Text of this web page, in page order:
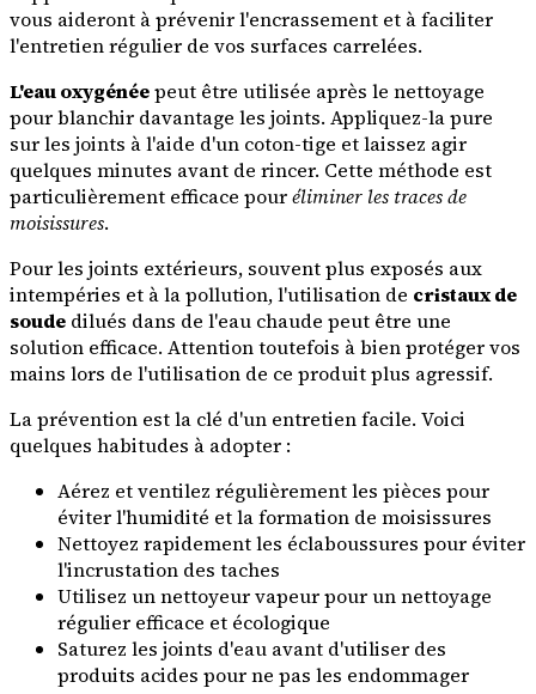
vous aideront à prévenir l'encrassement et à faciliter
l'entretien régulier de vos surfaces carrelées.
L'eau oxygénéepeut être utilisée après le nettoyage
pour blanchir davantage les joints. Appliquez-la pure
sur les joints à l'aide d'un coton-tige et laissez agir
quelques minutes avant de rincer. Cette méthode est
particulièrement efficace pouréliminer les traces de
moisissures.
Pour les joints extérieurs, souvent plus exposés aux
intempéries et à la pollution, l'utilisation de cristaux de
soude dilués dans de l'eau chaude peut être une
solution efficace. Attention toutefois à bien protéger vos
mains lors de l'utilisation de ce produit plus agressif.
La prévention est la clé d'un entretien facile. Voici
quelques habitudes à adopter :
Aérez et ventilez régulièrement les pièces pour
éviter l'humidité et la formation de moisissures
Nettoyez rapidement les éclaboussures pour éviter
l'incrustation des taches
Utilisez un nettoyeur vapeur pour un nettoyage
régulier efficace et écologique
Saturez les joints d'eau avant d'utiliser des
produits acides pour ne pas les endommager